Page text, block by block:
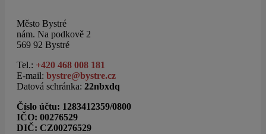
Město Bystré
nám. Na podkově 2
569 92 Bystré
Tel.: +420 468 008 181
E-mail: bystre@bystre.cz
Datová schránka: 22nbxdq
Číslo účtu: 1283412359/0800
IČO: 00276529
DIČ: CZ00276529